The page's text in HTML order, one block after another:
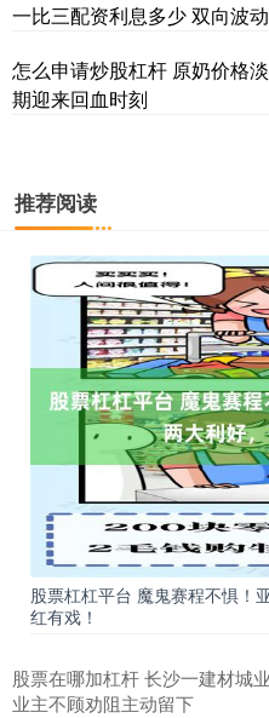
一比三配资利息多少 双向波
怎么申请炒股杠杆 原奶价格
期迎来回血时刻
推荐阅读
股票杠杠平台 魔鬼赛程不惧！
红有戏！
股票在哪加杠杆 长沙一建材城
业主不顾劝阻主动留下